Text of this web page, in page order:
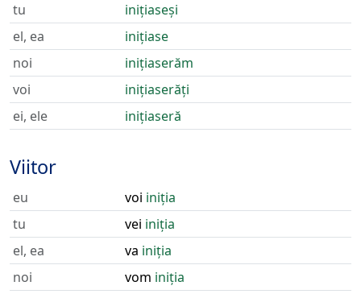
tu
inițiaseși
el, ea
inițiase
noi
inițiaserăm
voi
inițiaserăți
ei, ele
inițiaseră
Viitor
eu voi iniția
tu
vei iniția
el, ea
va iniția
noi
vom iniția